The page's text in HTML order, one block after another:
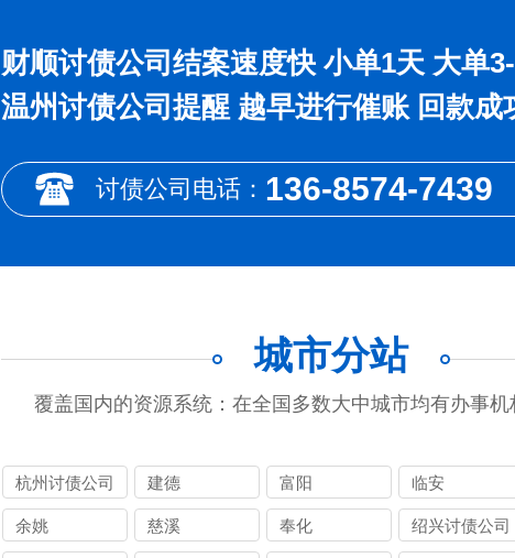
财顺讨债公司结案速度快 小单1天 大单
温州讨债公司提醒 越早进行催账 回款成
讨债公司电话： 136-8574-7439
城市分站
覆盖国内的资源系统：在全国多数大中城市均有办事
杭州讨债公司 建德 富阳 临安
余姚 慈溪 奉化 绍兴讨债公司